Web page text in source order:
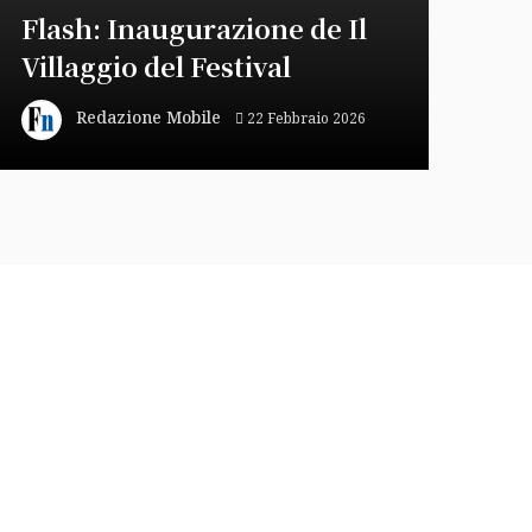
Flash: Inaugurazione de Il
Villaggio del Festival
Redazione Mobile 22 Febbraio 2026